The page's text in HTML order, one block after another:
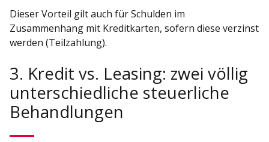
Dieser Vorteil gilt auch für Schulden im
Zusammenhang mit Kreditkarten, sofern diese verzinst
werden (Teilzahlung).
3. Kredit vs. Leasing: zwei völlig
unterschiedliche steuerliche
Behandlungen